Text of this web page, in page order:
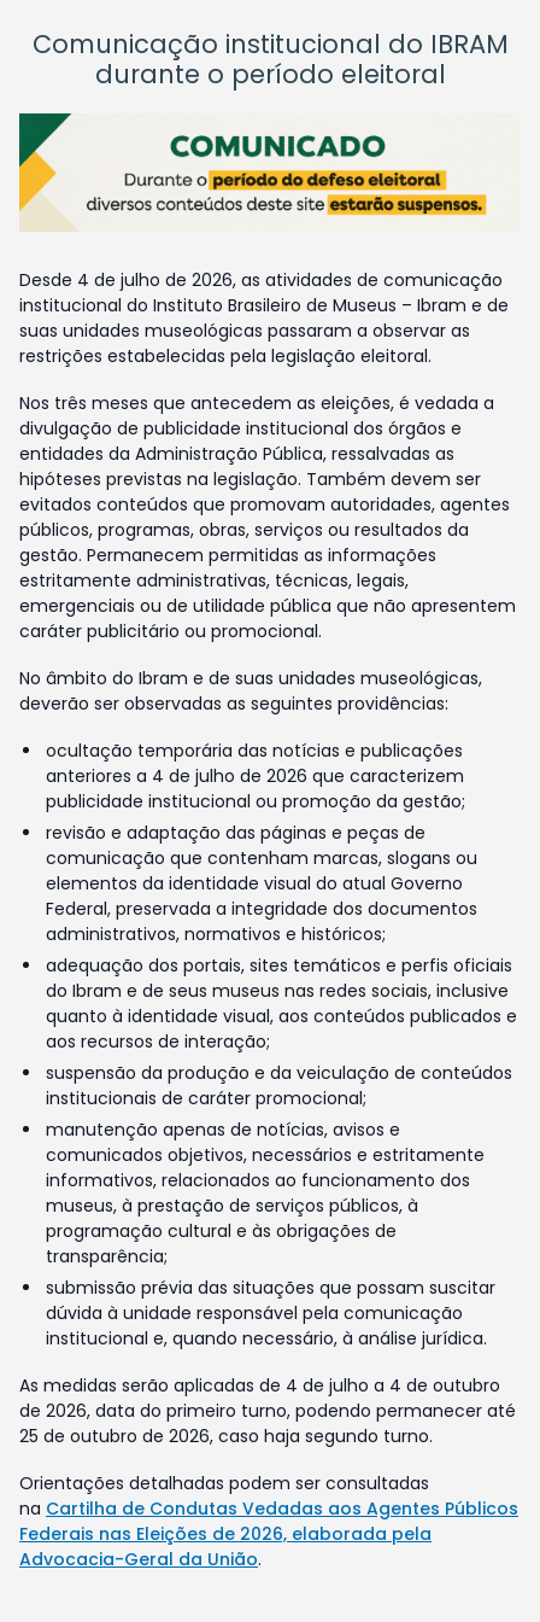
Comunicação institucional do IBRAM
durante o período eleitoral
Desde 4 de julho de 2026, as atividades de comunicação
institucional do Instituto Brasileiro de Museus – Ibram e de
suas unidades museológicas passaram a observar as
restrições estabelecidas pela legislação eleitoral.
Nos três meses que antecedem as eleições, é vedada a
divulgação de publicidade institucional dos órgãos e
entidades da Administração Pública, ressalvadas as
hipóteses previstas na legislação. Também devem ser
evitados conteúdos que promovam autoridades, agentes
públicos, programas, obras, serviços ou resultados da
gestão. Permanecem permitidas as informações
estritamente administrativas, técnicas, legais,
emergenciais ou de utilidade pública que não apresentem
caráter publicitário ou promocional.
No âmbito do Ibram e de suas unidades museológicas,
deverão ser observadas as seguintes providências:
ocultação temporária das notícias e publicações
anteriores a 4 de julho de 2026 que caracterizem
publicidade institucional ou promoção da gestão;
revisão e adaptação das páginas e peças de
comunicação que contenham marcas, slogans ou
elementos da identidade visual do atual Governo
Federal, preservada a integridade dos documentos
administrativos, normativos e históricos;
adequação dos portais, sites temáticos e perfis oficiais
do Ibram e de seus museus nas redes sociais, inclusive
quanto à identidade visual, aos conteúdos publicados e
aos recursos de interação;
suspensão da produção e da veiculação de conteúdos
institucionais de caráter promocional;
manutenção apenas de notícias, avisos e
comunicados objetivos, necessários e estritamente
informativos, relacionados ao funcionamento dos
museus, à prestação de serviços públicos, à
programação cultural e às obrigações de
transparência;
submissão prévia das situações que possam suscitar
dúvida à unidade responsável pela comunicação
institucional e, quando necessário, à análise jurídica.
As medidas serão aplicadas de 4 de julho a 4 de outubro
de 2026, data do primeiro turno, podendo permanecer até
25 de outubro de 2026, caso haja segundo turno.
Orientações detalhadas podem ser consultadas
na Cartilha de Condutas Vedadas aos Agentes Públicos
Federais nas Eleições de 2026, elaborada pela
Advocacia-Geral da União.